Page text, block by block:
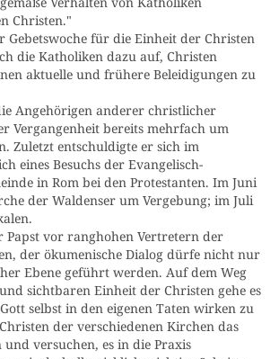
Christen."
Gebetswoche für die Einheit der Christen
die Katholiken dazu auf, Christen
aktuelle und frühere Beleidigungen zu
Angehörigen anderer christlicher
Vergangenheit bereits mehrfach um
Zuletzt entschuldigte er sich im
eines Besuchs der Evangelisch-
in Rom bei den Protestanten. Im Juni
der Waldenser um Vergebung; im Juli
Papst vor ranghohen Vertretern der
der ökumenische Dialog dürfe nicht nur
Ebene geführt werden. Auf dem Weg
sichtbaren Einheit der Christen gehe es
selbst in den eigenen Taten wirken zu
der verschiedenen Kirchen das
versuchen, es in die Praxis